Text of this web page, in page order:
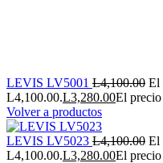
LEVIS LV5001 L4,100.00 El
L4,100.00.L3,280.00El
Volver a productos
LEVIS LV5023 L4,100.00 El
L4,100.00.L3,280.00El